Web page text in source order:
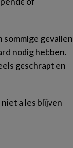
sommige gevallen
nodig hebben.
geschrapt en
alles blijven